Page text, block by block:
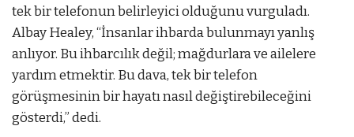
tek bir telefonun belirleyici olduğunu vurguladı.
Albay Healey, “İnsanlar ihbarda bulunmayı yanlış
anlıyor. Bu ihbarcılık değil; mağdurlara ve ailelere
yardım etmektir. Bu dava, tek bir telefon
görüşmesinin bir hayatı nasıl değiştirebileceğini
gösterdi,” dedi.